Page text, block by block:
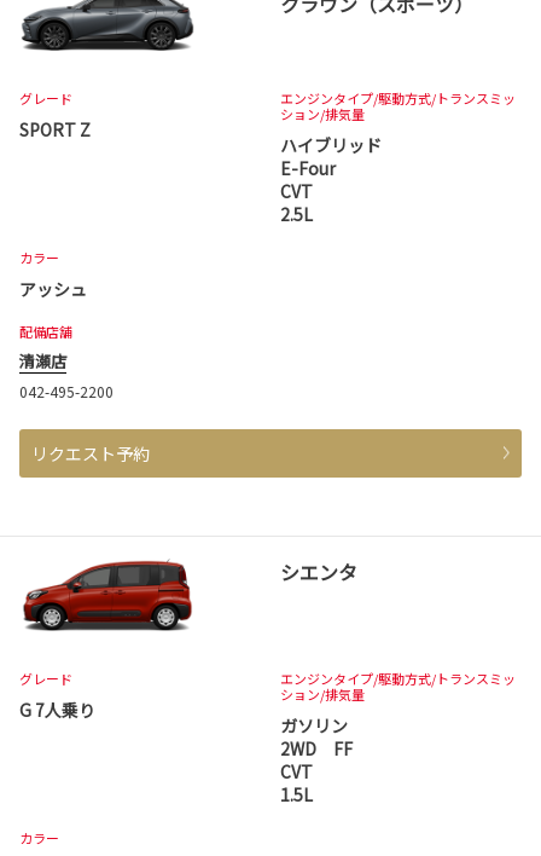
グレード
SPORT Z
エンジンタイプ/駆動方式/トランスミッ
ション/排気量
ハイブリッド
E-Four
CVT
2.5L
カラー
アッシュ
配備店舗
清瀬店
042-495-2200
リクエスト予約
シエンタ
グレード
G 7人乗り
エンジンタイプ/駆動方式/トランスミッ
ション/排気量
ガソリン
2WD FF
CVT
1.5L
カラー